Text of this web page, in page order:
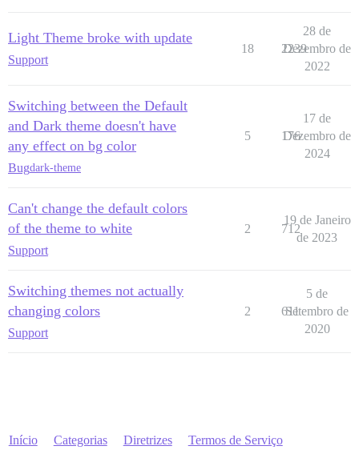
Light Theme broke with update
Support
18 2239
28 de
Dezembro de
2022
Switching between the Default
and Dark theme doesn't have
any effect on bg color
Bugdark-theme
5 176
17 de
Dezembro de
2024
Can't change the default colors
of the theme to white
Support
2 712
19 de Janeiro
de 2023
Switching themes not actually
changing colors
Support
2 611
5 de
Setembro de
2020
Início Categorias Diretrizes Termos de Serviço